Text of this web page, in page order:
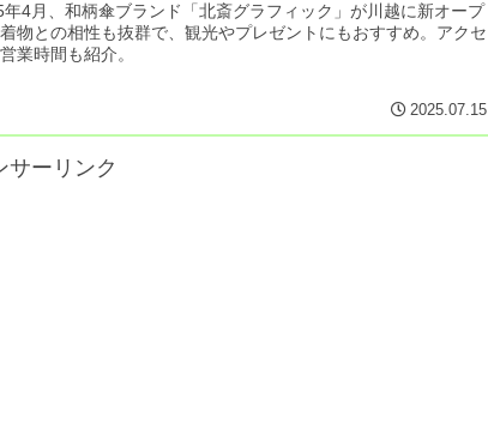
年4月、和柄傘ブランド「北斎グラフィック」が川越に新オープ
物との相性も抜群で、観光やプレゼントにもおすすめ。アクセ
業時間も紹介。
2025.07.15
サーリンク